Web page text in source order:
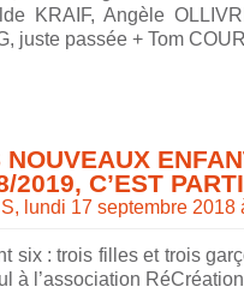
KRAIF, Angèle
juste passée + Tom
NOUVEAUX
2019, C’EST
lundi 17 septembre 2018
six : trois filles et trois
à l’association